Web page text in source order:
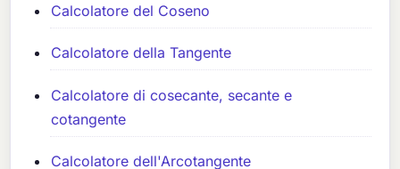
Calcolatore del Coseno
Calcolatore della Tangente
Calcolatore di cosecante, secante e
cotangente
Calcolatore dell'Arcotangente